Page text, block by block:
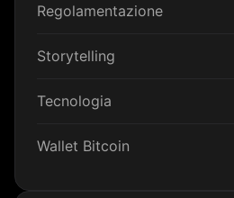
Regolamentazione
Storytelling
Tecnologia
Wallet Bitcoin